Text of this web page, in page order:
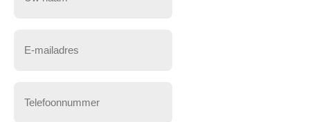
Telefoonnummer